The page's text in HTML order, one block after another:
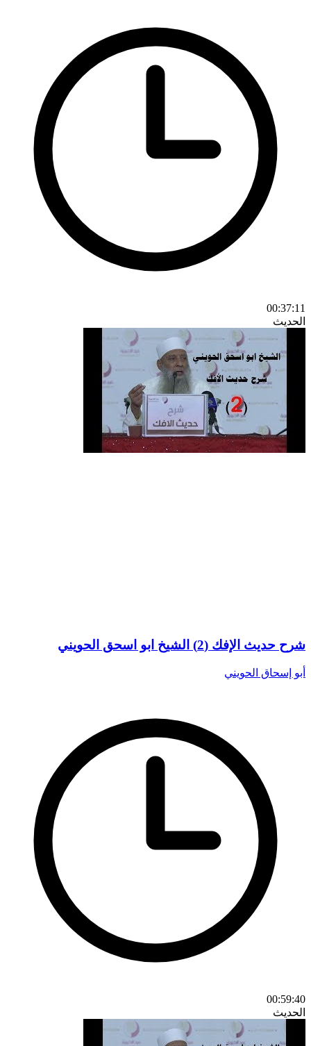
00:37:11
الحديث
شرح حديث الإفك (2) الشيخ ابو اسحق الحويني
أبو إسحاق الحويني
00:59:40
الحديث